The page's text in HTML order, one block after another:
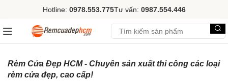
Hotline: 0978.553.775Tư vấn: 0987.554.446
Rèm Cửa Đẹp HCM - Chuyên sản xuất thi công các loại
rèm cửa đẹp, cao cấp!